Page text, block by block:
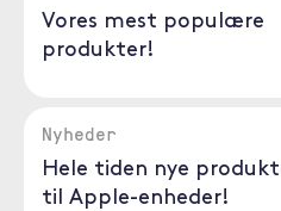
Vores mest populære
produkter!
Nyheder
Hele tiden nye
til Apple-enheder!